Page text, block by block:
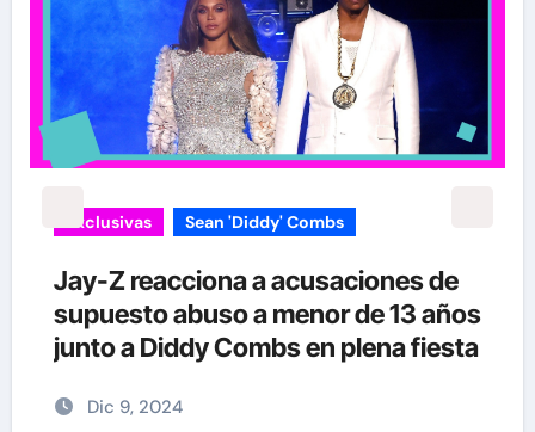
Exclusivas Sean 'Diddy' Combs
Jay-Z reacciona a acusaciones de
supuesto abuso a menor de 13 años
junto a Diddy Combs en plena fiesta
Dic 9, 2024